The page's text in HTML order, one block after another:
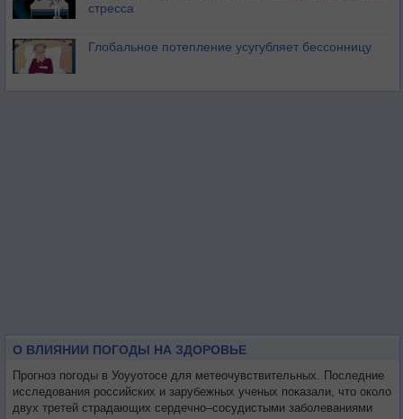
стресса
Глобальное потепление усугубляет бессонницу
О ВЛИЯНИИ ПОГОДЫ НА ЗДОРОВЬЕ
Прогноз погоды в Уоууотосе для метеочувствительных. Последние
исследования российских и зарубежных ученых показали, что около
двух третей страдающих сердечно–сосудистыми заболеваниями